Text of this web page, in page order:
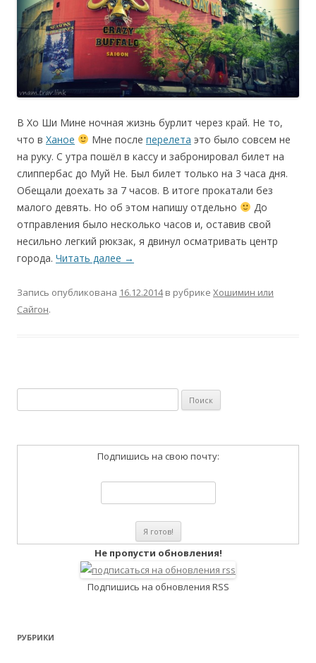
В Хо Ши Мине ночная жизнь бурлит через край. Не то,
что в Ханое Мне после перелета это было совсем не
на руку. С утра пошёл в кассу и забронировал билет на
слиппербас до Муй Не. Был билет только на 3 часа дня.
Обещали доехать за 7 часов. В итоге прокатали без
малого девять. Но об этом напишу отдельно
До
отправления было несколько часов и, оставив свой
несильно легкий рюкзак, я двинул осматривать центр
города. Читать далее →
Запись опубликована 16.12.2014в рубрике Хошимин или
Сайгон.
Подпишись на свою почту:
Не пропусти обновления!
Подпишись на обновления RSS
РУБРИКИ